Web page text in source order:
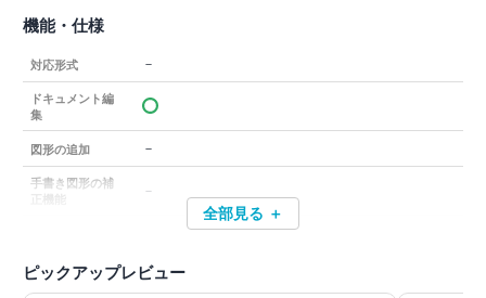
機能・仕様
対応形式 －
ドキュメント編
集
図形の追加 －
手書き図形の補
－
全部見る ＋
ピックアップレビュー